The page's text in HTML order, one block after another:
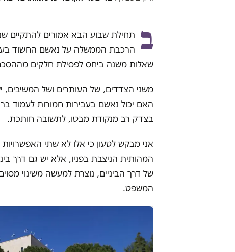
ב תחילת שבוע הבא אמורים להתקיים
הרכבת הממשלה על נאשם החשוד
שאלות משנה ביחס לפסילת חלקים מההסכם
משני הצדדים, של העותרים ושל המשיבים,
האם יכול נאשם בעבירות חמורות
בצדק רב מנקודת מבטו, לתשובה חותכת.
אני מבקש לטעון כי אלו לא שתי
המהותית הניצבת בפניו, אלא יש גם דרך
של דרך הביניים, נוצרת למעשה משינוי
המשפט.